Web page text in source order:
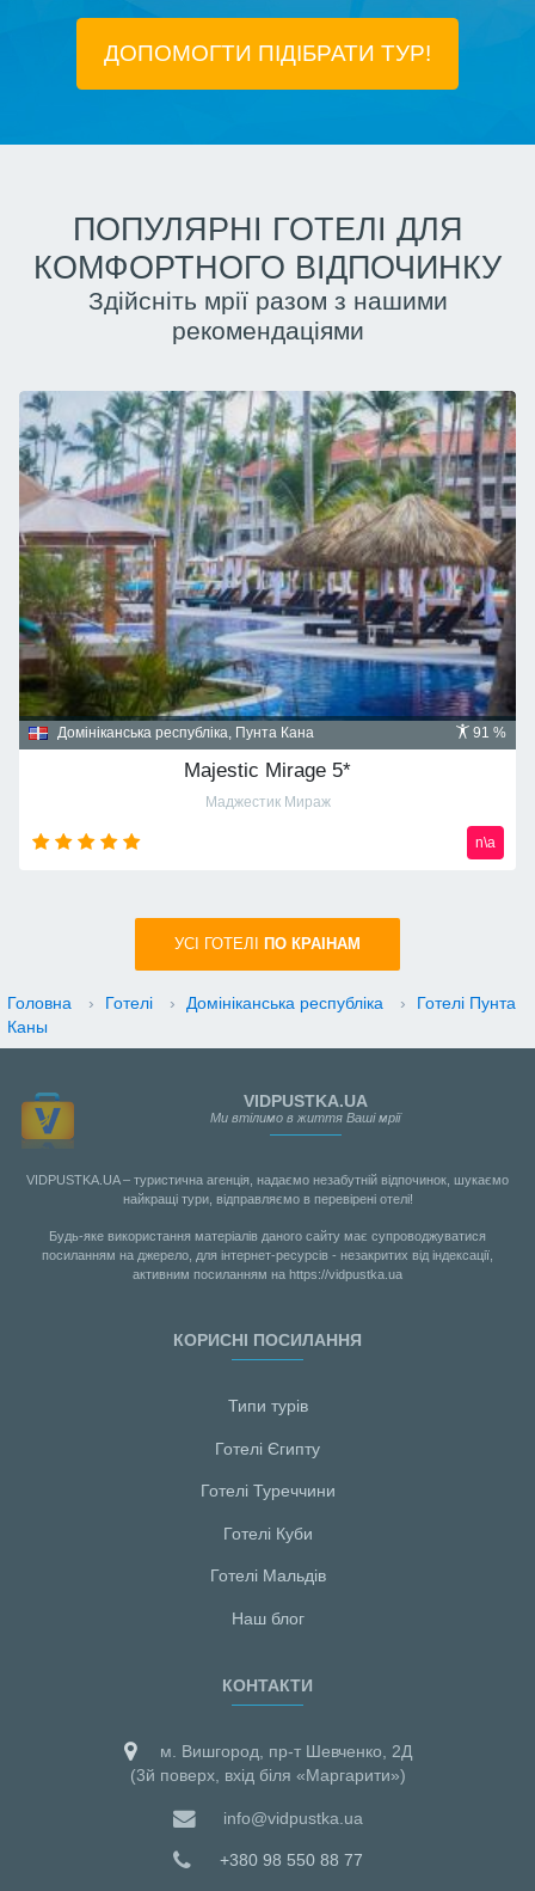
ДОПОМОГТИ ПІДIБРАТИ ТУР!
ПОПУЛЯРНІ ГОТЕЛІ ДЛЯ
КОМФОРТНОГО ВІДПОЧИНКУ
Здійсніть мрії разом з нашими
рекомендаціями
91 %
Домініканська республіка, Пунта Кана
Majestic Mirage 5*
Маджестик Мираж
n\a
УСI ГОТЕЛІ ПО КРАIНАМ
Головна › Готелі › Домініканська республіка ›
Готелі Пунта
Каны
VIDPUSTKA.UA
Ми втілимо в життя Ваші мрії
VIDPUSTKA.UA – туристична агенція, надаємо незабутній відпочинок, шукаємо
найкращі тури, відправляємо в перевірені отелі!
Будь-яке використання матеріалів даного сайту має супроводжуватися
посиланням на джерело, для інтернет-ресурсів - незакритих від індексації,
активним посиланням на https://vidpustka.ua
КОРИСНІ ПОСИЛАННЯ
Типи турів
Готелі Єгипту
Готелі Туреччини
Готелі Куби
Готелі Мальдiв
Наш блог
КОНТАКТИ
м. Вишгород, пр-т Шевченко, 2Д
(3й поверх, вхід біля «Маргарити»)
info@vidpustka.ua
+380 98 550 88 77